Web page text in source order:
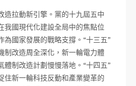
造拉動新引擎。黨的十九屆五中
我國現代化建設全局中的焦點位
為國家發展的戰略支撐。“十三五”
制改造周全深化，新一輪電力體
體制改造計劃慢慢落地。“十四五”
住新一輪科技反動和產業變革的